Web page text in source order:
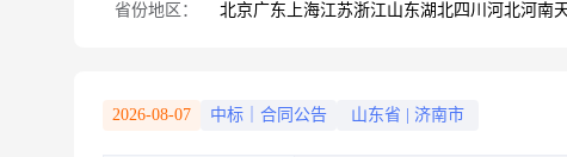
省份地区： 北京广东 上海江苏浙江山东湖北四川 河北河南
2026-08-07 中标｜合同公告 山东省 济南市